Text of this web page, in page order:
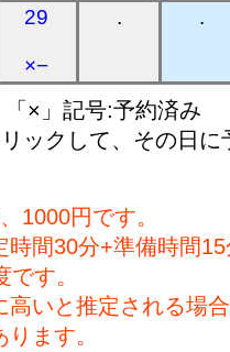
29
×−
. .
×」記号:予約済み
ックして、その日に
1000円です。
時間30分+準備時間
す。
高いと推定される場
ます。